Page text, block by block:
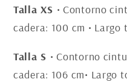
Talla XS • Contorno
cadera: 100 cm • Largo
Talla S • Contorno
cadera: 106 cm• Largo